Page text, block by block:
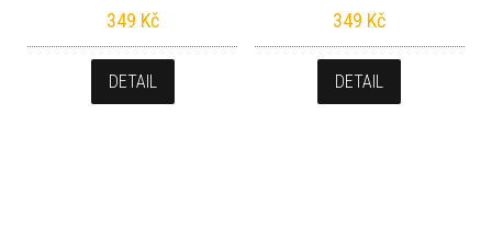
349 Kč
DETAIL
349 Kč
DETAIL